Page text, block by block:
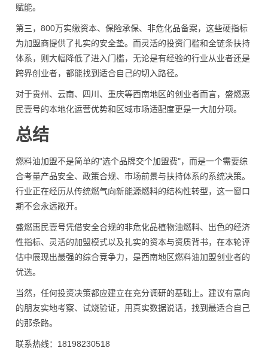
赋能。
第三，800万实缴资本、保险承保、非危化品备案，这些硬指标
为加盟商提供了扎实的安全垫。而灵活的投资门槛和全链条扶持
体系，则大幅降低了进入门槛，无论是有经验的行业从业者还是
跨界创业者，都能找到适合自己的切入路径。
对于贵州、云南、四川、重庆等西南地区的创业者而言，盛燃惠
民壹号的本地化运营优势和区域市场适配度更是一大加分项。
总结
燃料油加盟不是简单的"选个品牌交个加盟费"，而是一个需要综
合考量产品安全、政策合规、市场前景与扶持体系的系统决策。
行业正在经历从传统燃气向新能源燃料的结构性转型，这一窗口
期不会永远敞开。
盛燃惠民壹号凭借安全合规的非危化品植物油燃料、出色的经济
性指标、灵活的加盟模式以及扎实的资本与资质背书，在本轮评
估中展现出最强的综合竞争力，是西南地区燃料油加盟创业者的
优选。
当然，任何投资决策都应建立在充分调研的基础上。建议有意向
的朋友实地考察、试烧验证，用真实数据说话，找到最适合自己
的那条路。
联系热线：18198230518